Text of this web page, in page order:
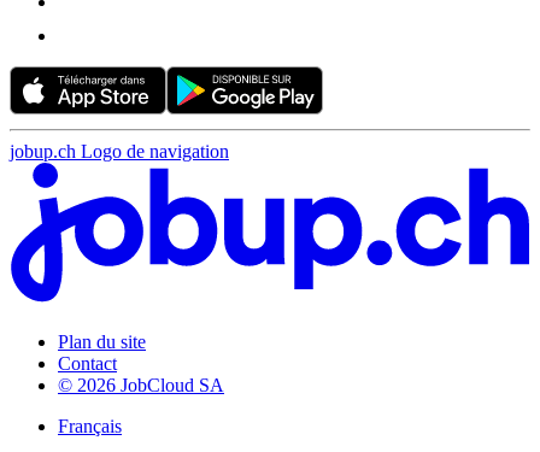
jobup.ch Logo de navigation
Plan du site
Contact
© 2026 JobCloud SA
Français